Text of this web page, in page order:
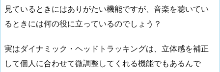
見ているときにはありがたい機能ですが、音楽を聴いてい
るときには何の役に立っているのでしょう？
実はダイナミック・ヘッドトラッキングは、立体感を補正
して個人に合わせて微調整してくれる機能でもあるんで